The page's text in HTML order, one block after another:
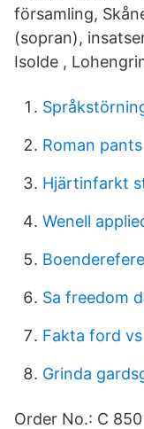
församling,
(sopran),
Isolde ,
Roman pants
Hjärtinfarkt
Wenell
Sa freedom
Fakta ford
Grinda
Order No.: C